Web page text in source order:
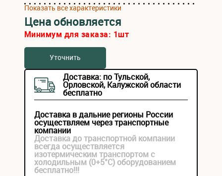
Показать все характеристики
Цена обновляется
Минимум для заказа: 1шт
Уточнить
Доставка: по Тульской,
Орловской, Калужской области
бесплатно
Доставка в дальние регионы России
осуществляем через транспортные
компании
Доставка до транспортной компании
всегда осуществляется
изотермическим транспортом с
холодильным (0+5°С) оборудованием
бесплатно!!!